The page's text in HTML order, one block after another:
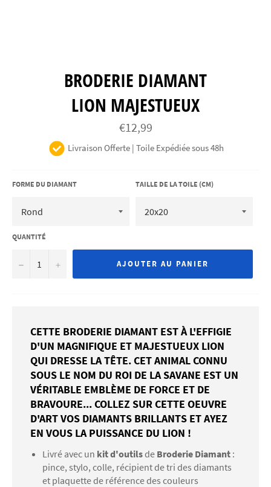
BRODERIE DIAMANT
LION MAJESTUEUX
Prix
régulier
€12,99
Livraison Offerte | Toile Expédiée sous 48h
FORME DU DIAMANT TAILLE DE LA TOILE (CM)
QUANTITÉ
− + AJOUTER AU PANIER
CETTE BRODERIE DIAMANT EST À L'EFFIGIE
D'UN MAGNIFIQUE ET MAJESTUEUX LION
QUI DRESSE LA TÊTE. CET ANIMAL CONNU
SOUS LE NOM DU ROI DE LA SAVANE EST UN
VÉRITABLE EMBLÈME DE FORCE ET DE
BRAVOURE... COLLEZ SUR CETTE OEUVRE
D'ART VOS DIAMANTS BRILLANTS ET AYEZ
EN VOUS LA PUISSANCE DU LION !
Livré avec un kit d'outilsde Broderie Diamant :
pince, stylo, colle, récipient de tri des diamants
et plaquette de référence des couleurs